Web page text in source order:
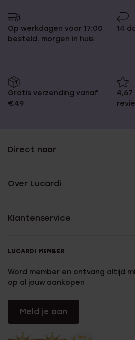
Op werkdagen voor 17:00
besteld, morgen in huis
14
Gratis verzending vanaf
€49
4,67
Direct naar
Over Lucardi
Klantenservice
LUCARDI MEMBER
Word member en ontvang altijd
op al jouw aankopen
Meld je aan